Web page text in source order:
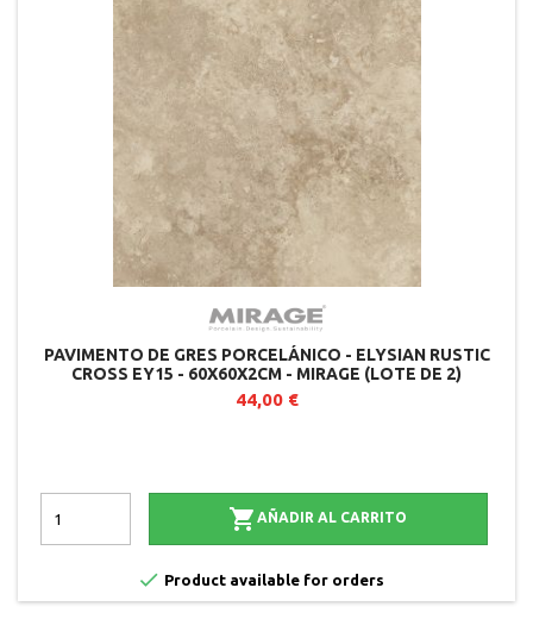
PAVIMENTO DE GRES PORCELÁNICO - ELYSIAN RUSTIC
CROSS EY15 - 60X60X2CM - MIRAGE (LOTE DE 2)
44,00 €
 AÑADIR AL CARRITO
 Product available for orders